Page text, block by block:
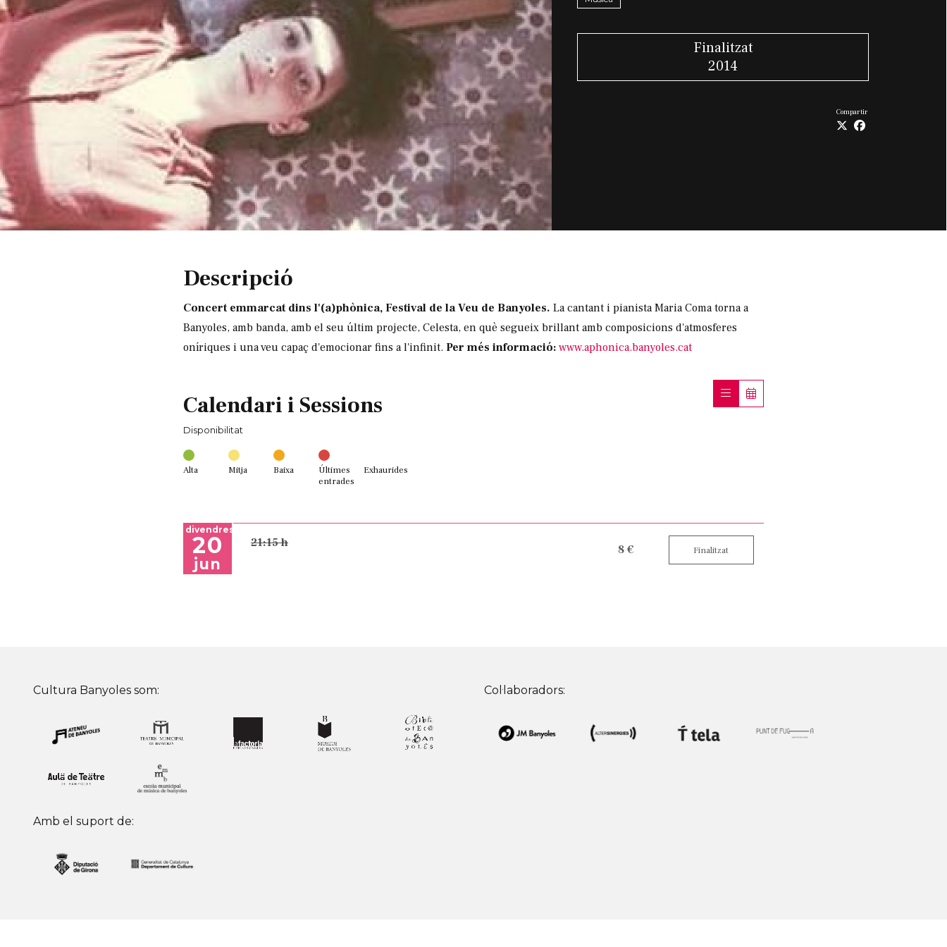
Finalitzat
2014
Compartir
Descripció
Concert emmarcat dins l'(a)phònica, Festival de la Veu de Banyoles. La cantant i pianista Maria Coma torna a
Banyoles, amb banda, amb el seu últim projecte, Celesta, en què segueix brillant amb composicions d'atmosferes
oníriques i una veu capaç d'emocionar fins a l'infinit. Per més informació: www.aphonica.banyoles.cat
Calendari i Sessions
Disponibilitat
Alta Mitja Baixa
Últimes
entrades
Exhaurides
divendres
20
jun
21:15 h 8 € Finalitzat
Cultura Banyoles som:
Amb el suport de:
Col·laboradors: